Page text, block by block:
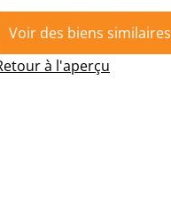
Voir des biens similaires
à l'aperçu